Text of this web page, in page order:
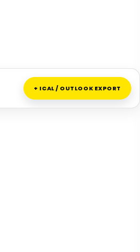
+ ICAL / OUTLOOK EXPORT